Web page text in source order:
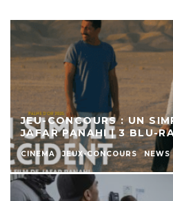
JEU-CONCOURS : UN
JAFAR PANAHI | 3 BLU-
CINEMA JEUX-CONCOURS NEWS